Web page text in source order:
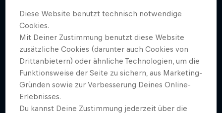
Diese Website benutzt technisch notwendige
Cookies.
Mit Deiner Zustimmung benutzt diese Website
zusätzliche Cookies (darunter auch Cookies von
Drittanbietern) oder ähnliche Technologien, um die
Funktionsweise der Seite zu sichern, aus Marketing-
Gründen sowie zur Verbesserung Deines Online-
Erlebnisses.
Du kannst Deine Zustimmung jederzeit über die